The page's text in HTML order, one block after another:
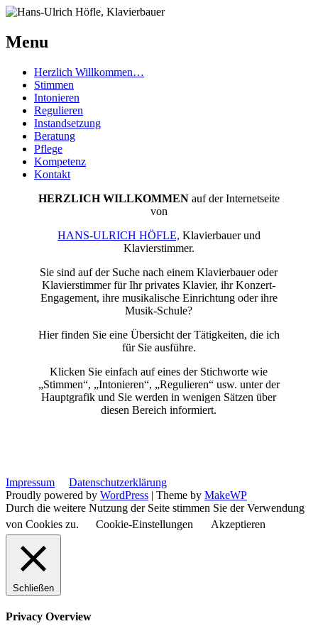
Menu
Herzlich Willkommen…
Stimmen
Intonieren
Regulieren
Instandsetzung
Beratung
Pflege
Kompetenz
Kontakt
HERZLICH WILLKOMMENauf der Internetseite
von
HANS-ULRICH HÖFLE, Klavierbauer und
Klavierstimmer.
Sie sind auf der Suche nach einem Klavierbauer oder
Klavierstimmer für Ihr privates Klavier, ihr Konzert-
Engagement, ihre musikalische Einrichtung oder ihre
Musik-Schule?
Hier finden Sie eine Übersicht der Tätigkeiten, die ich
für Sie ausführe.
Klicken Sie einfach auf eines der Stichworte wie
„Stimmen“, „Intonieren“, „Regulieren“ usw. unter der
Hauptgrafik und Sie werden in wenigen Sätzen über
diesen Bereich informiert.
Impressum
Datenschutzerklärung
Proudly powered by WordPress | Theme by MakeWP
Durch die weitere Nutzung der Seite stimmen Sie der Verwendung
von Cookies zu.
Cookie-Einstellungen Akzeptieren
Schließen
Privacy Overview